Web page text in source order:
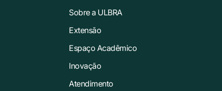
Sobre a ULBRA
Extensão
Espaço Acadêmico
Inovação
Atendimento